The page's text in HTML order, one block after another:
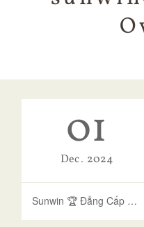
01
Dec 2024
Sunwin 🏆 Đẳng Cấp Game Bài Của Giới Thượng Lưu